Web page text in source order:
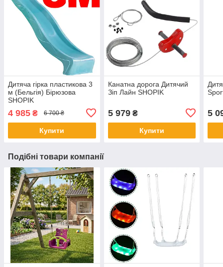
Дитяча гірка пластикова 3
м (Бельгія) Бірюзова
SHOPIK
4 985 ₴ 6 700 ₴
Купити
Канатна дорога Дитячий
Зіп Лайн SHOPIK
5 979₴
Купити
5
Подібні товари компанії